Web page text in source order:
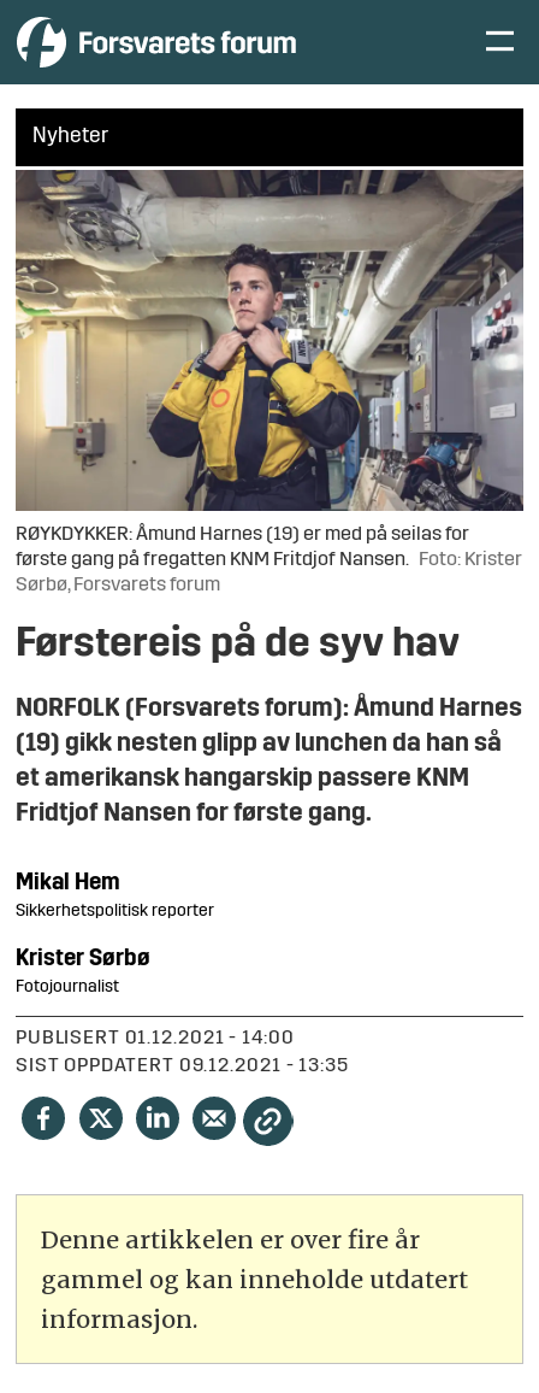
Nyheter
RØYKDYKKER: Åmund Harnes (19) er med på seilas for
første gang på fregatten KNM Fritdjof Nansen.
Foto: Krister
Sørbø, Forsvarets forum
Førstereis på de syv hav
NORFOLK (Forsvarets forum): Åmund Harnes
(19) gikk nesten glipp av lunchen da han så
et amerikansk hangarskip passere KNM
Fridtjof Nansen for første gang.
Mikal Hem
Sikkerhetspolitisk reporter
Krister Sørbø
Fotojournalist
PUBLISERT
01.12.2021 - 14:00
SIST OPPDATERT
09.12.2021 - 13:35
Denne artikkelen er over fire år
gammel og kan inneholde utdatert
informasjon.